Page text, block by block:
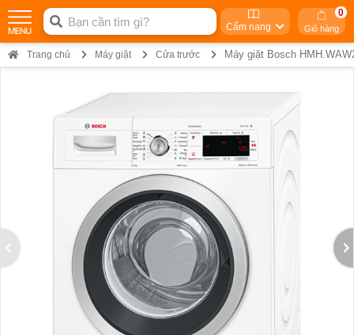
Cẩm nang Giỏ hàng
0
Trang chủ Máy giặt Cửa trước Máy giặt Bosch